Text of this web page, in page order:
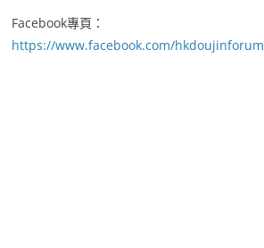
Facebook專頁：
https://www.facebook.com/hkdoujinforum